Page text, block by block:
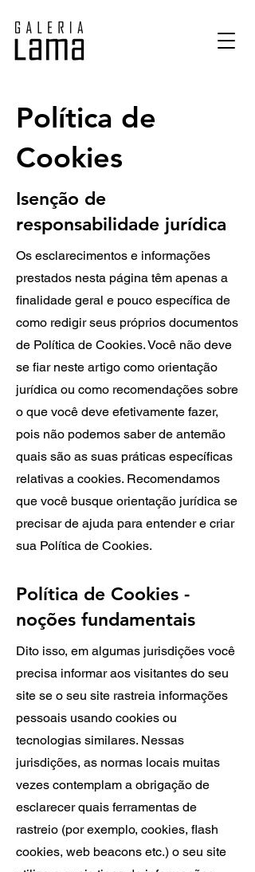
Política de
Cookies
Isenção de
responsabilidade jurídica
Os esclarecimentos e informações
prestados nesta página têm apenas a
finalidade geral e pouco específica de
como redigir seus próprios documentos
de Política de Cookies. Você não deve
se fiar neste artigo como orientação
jurídica ou como recomendações sobre
o que você deve efetivamente fazer,
pois não podemos saber de antemão
quais são as suas práticas específicas
relativas a cookies. Recomendamos
que você busque orientação jurídica se
precisar de ajuda para entender e criar
sua Política de Cookies.
Política de Cookies -
noções fundamentais
Dito isso, em algumas jurisdições você
precisa informar aos visitantes do seu
site se o seu site rastreia informações
pessoais usando cookies ou
tecnologias similares. Nessas
jurisdições, as normas locais muitas
vezes contemplam a obrigação de
esclarecer quais ferramentas de
rastreio (por exemplo, cookies, flash
cookies, web beacons etc.) o seu site